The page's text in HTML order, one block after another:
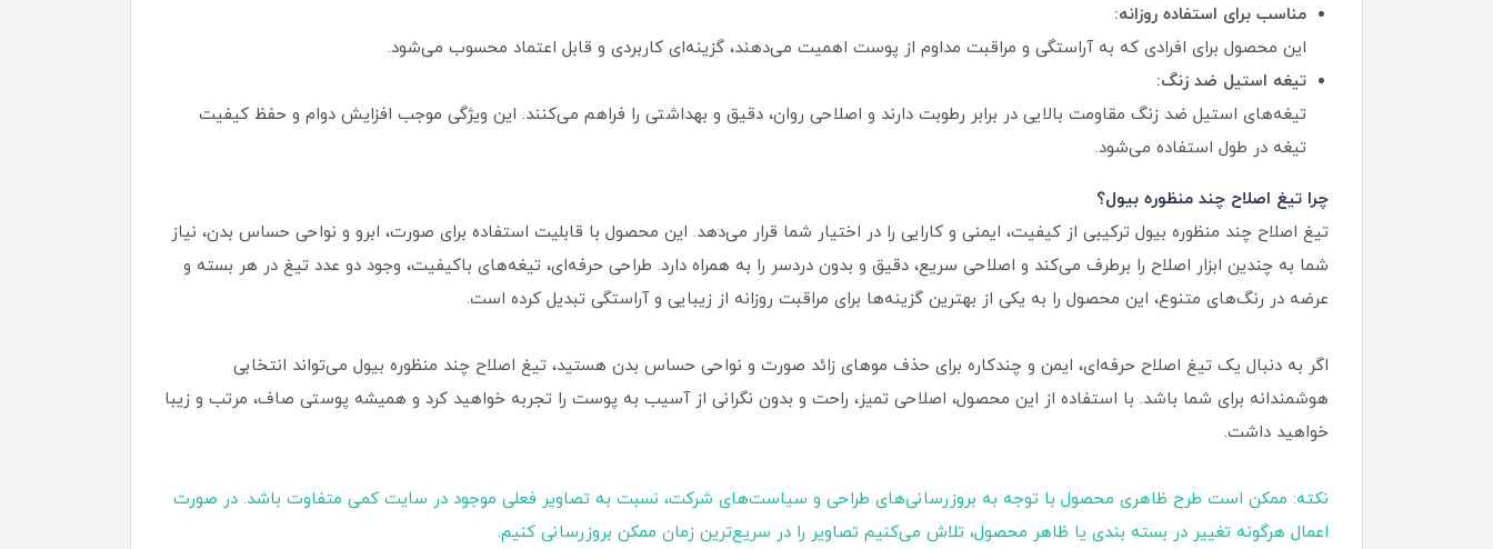
مناسب برای استفاده روزانه:
این محصول برای افرادی که به آراستگی و مراقبت مداوم از پوست اهمیت می‌دهند، گزینه‌ای کاربردی و قابل اعتماد محسوب می‌شود.
تیغه استیل ضد زنگ:
تیغه‌های استیل ضد زنگ مقاومت بالایی در برابر رطوبت دارند و اصلاحی روان، دقیق و بهداشتی را فراهم می‌کنند. این ویژگی موجب افزایش دوام و حفظ کیفیت
تیغه در طول استفاده می‌شود.
چرا تیغ اصلاح چند منظوره بیول؟
تیغ اصلاح چند منظوره بیول ترکیبی از کیفیت، ایمنی و کارایی را در اختیار شما قرار می‌دهد. این محصول با قابلیت استفاده برای صورت، ابرو و نواحی حساس بدن، نیاز
شما به چندین ابزار اصلاح را برطرف می‌کند و اصلاحی سریع، دقیق و بدون دردسر را به همراه دارد. طراحی حرفه‌ای، تیغه‌های باکیفیت، وجود دو عدد تیغ در هر بسته و
عرضه در رنگ‌های متنوع، این محصول را به یکی از بهترین گزینه‌ها برای مراقبت روزانه از زیبایی و آراستگی تبدیل کرده است.
اگر به دنبال یک تیغ اصلاح حرفه‌ای، ایمن و چندکاره برای حذف موهای زائد صورت و نواحی حساس بدن هستید، تیغ اصلاح چند منظوره بیول می‌تواند انتخابی
هوشمندانه برای شما باشد. با استفاده از این محصول، اصلاحی تمیز، راحت و بدون نگرانی از آسیب به پوست را تجربه خواهید کرد و همیشه پوستی صاف، مرتب و زیبا
خواهید داشت.
نکته: ممکن است طرح ظاهری محصول با توجه به بروزرسانی‌های طراحی و سیاست‌های شرکت، نسبت به تصاویر فعلی موجود در سایت کمی متفاوت باشد. در صورت
اعمال هرگونه تغییر در بسته‌ بندی یا ظاهر محصول، تلاش می‌کنیم تصاویر را در سریع‌ترین زمان ممکن بروزرسانی کنیم.